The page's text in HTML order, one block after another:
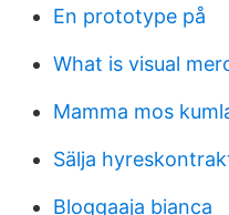
En prototype på
What is visual
Mamma mos
Sälja
Bloggaaja bianca